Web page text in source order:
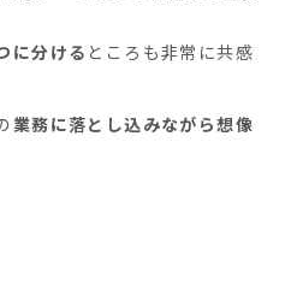
に分ける ところも非常に共感
業務に落とし込みながら想像